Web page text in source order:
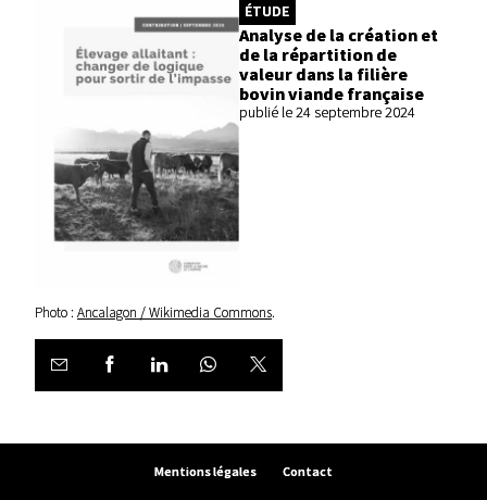
ÉTUDE
Analyse de la création et
de la répartition de
valeur dans la filière
bovin viande française
publié le 24 septembre 2024
Photo : Ancalagon / Wikimedia Commons.
Mentions légales Contact